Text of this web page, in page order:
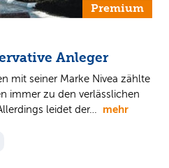
Premium
Anleger
mit seiner Marke Nivea zählte
immer zu den verlässlichen
leidet der… mehr